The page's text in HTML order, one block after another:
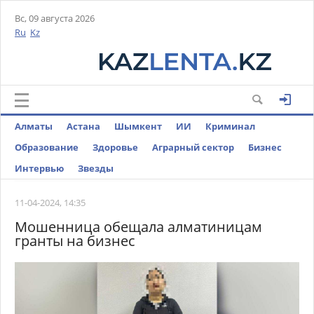
Вс, 09 августа 2026
Ru Kz
Алматы Астана Шымкент ИИ
Криминал
Образование
Здоровье Аграрный сектор
Бизнес
Интервью
Звезды
11-04-2024, 14:35
Мошенница обещала алматиницам
гранты на бизнес